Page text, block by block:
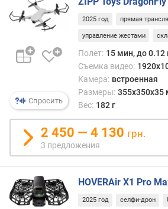
к
о
о
с
п
о
д
ъ
е
м
/
с
Спросить
2025 год прямая
управление жестами
Полет: 15 мин, до 0.12
Съемка видео:
Камера: встроенная
Размеры:
Вес: 182 г
2 450 — 4 130 грн.
3 предложения
HOVERAir X1 Pro
2025 год селфи-дрон